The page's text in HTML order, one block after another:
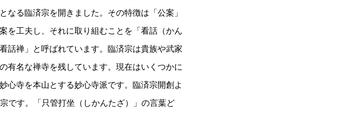
なる臨済宗を開きました。その特徴は「公案」
を工夫し、それに取り組むことを「看話（かん
話禅」と呼ばれています。臨済宗は貴族や武家
有名な禅寺を残しています。現在はいくつかに
心寺を本山とする妙心寺派です。臨済宗開創よ
です。「只管打坐（しかんたざ）」の言葉ど